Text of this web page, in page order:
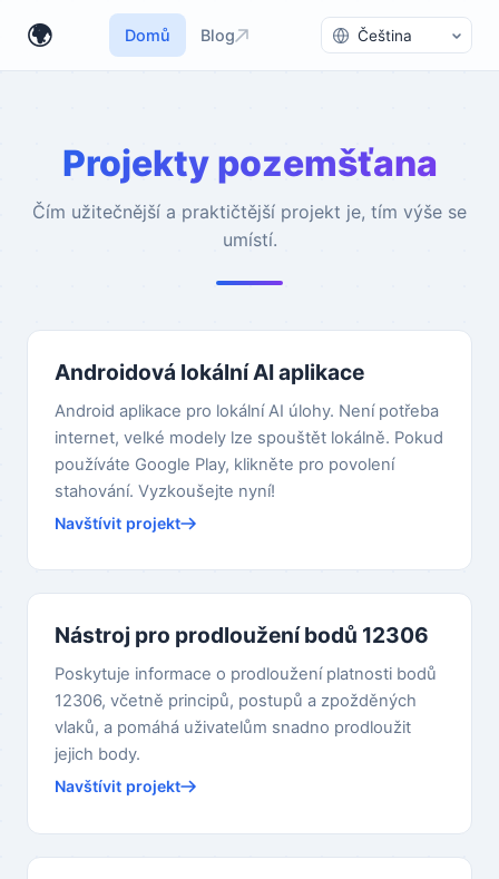
🌍 Domů Blog Přepnout jazyk
Projekty pozemšťana
Čím užitečnější a praktičtější projekt je, tím výše se
umístí.
Androidová lokální AI aplikace
Android aplikace pro lokální AI úlohy. Není potřeba
internet, velké modely lze spouštět lokálně. Pokud
používáte Google Play, klikněte pro povolení
stahování. Vyzkoušejte nyní!
Navštívit projekt
Nástroj pro prodloužení bodů 12306
Poskytuje informace o prodloužení platnosti bodů
12306, včetně principů, postupů a zpožděných
vlaků, a pomáhá uživatelům snadno prodloužit
jejich body.
Navštívit projekt